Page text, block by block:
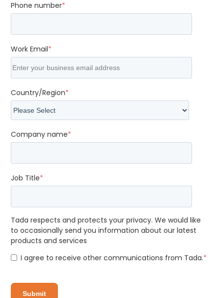
Phone number*
Work Email*
Country/Region*
Company name*
Job Title*
Tada respects and protects your privacy. We would like
to occasionally send you information about our latest
products and services
I agree to receive other communications from Tada.*